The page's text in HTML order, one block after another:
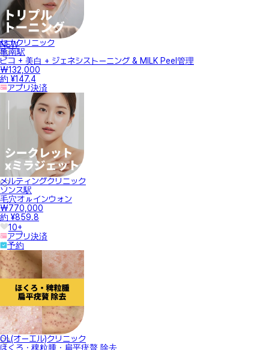
NEW
セナクリニック
亀南駅
ピコ + 美白 + ジェネシストーニング & MILK Peel管理
₩132,000
約 ¥147.4
アプリ決済
メルティングクリニック
ソンス駅
毛穴オㇽインウォン
₩770,000
約 ¥859.8
10+
アプリ決済
予約
OL(オーエル)クリニック
ほくろ・稗粒腫・扁平疣贅 除去